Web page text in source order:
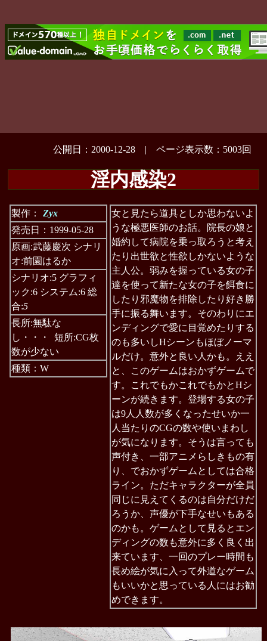
公開日：2000-12-28 | ページ表示数：5003回
淫内感染2
製作：
Zyx
発売日：1999-05-28
原画:武藤慶次 シナリ
オ:前園はるか
シナリオ:5 グラフィ
ック:6 システム:6 総
合:5
長所:無駄な
し・・・ 短所:CG枚
数が少ない
種類：W
女と見たら道具としか思わないよ
うな極悪医師のお話。院長の娘と
婚約して病院を乗っ取ろうと考え
たり出世欲と性欲しかないような
主人公。弱みを握っている女の子
達を使って新たな女の子を餌食に
したり邪魔物を排除したり好き勝
手に振る舞います。そのわりにエ
ンディングで愛に目覚めたりする
のも多いしHシーンもほぼノーマ
ルだけ。意外と良い人かも。ええ
と、このゲームはおかずゲームで
す。これでもかこれでもかとHシ
ーンが続きます。登場する女の子
は9人人数が多くなったせいか一
人当たりのCGの数や使いまわし
が気になります。そうは言っても
声付き、一部アニメらしきもの有
り、でおかずゲームとしては合格
ライン。ただキャラクターが全員
同じに見えてくるのは自分だけだ
ろうか、声優が下手なせいもある
のかも。ゲームとして見るとエン
ディングの数も意外に多く良く出
来ています、一回のプレー時間も
長め絵が気に入って外道なゲーム
もいいかと思っている人にはお勧
めできます。